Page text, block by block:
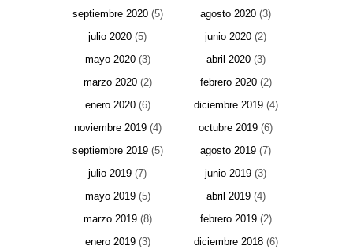
septiembre 2020(5) agosto 2020 (3)
julio 2020 (5) junio 2020 (2)
mayo 2020(3) abril 2020(3)
marzo 2020(2) febrero 2020(2)
enero 2020(6) diciembre 2019(4)
noviembre 2019(4) octubre 2019 (6)
septiembre 2019(5) agosto 2019 (7)
julio 2019 (7) junio 2019 (3)
mayo 2019(5) abril 2019(4)
marzo 2019(8) febrero 2019(2)
enero 2019(3) diciembre 2018(6)